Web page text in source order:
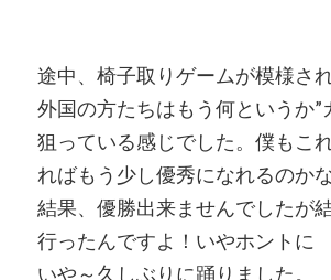
途中、椅子取りゲームが模様さ
外国の方たちはもう何というか”
狙っている感じでした。僕もこ
ればもう少し優秀になれるのか
結果、優勝出来ませんでしたが
行ったんですよ！いやホントに
いや～久しぶりに踊りました。